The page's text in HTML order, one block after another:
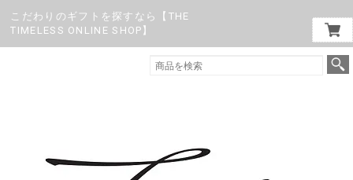
こだわりのギフトを探すなら【THE
TIMELESS ONLINE SHOP】